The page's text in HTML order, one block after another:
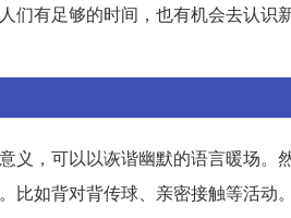
们有足够的时间，也有机会去认识
义，可以以诙谐幽默的语言暖场。
如背对背传球、亲密接触等活动。